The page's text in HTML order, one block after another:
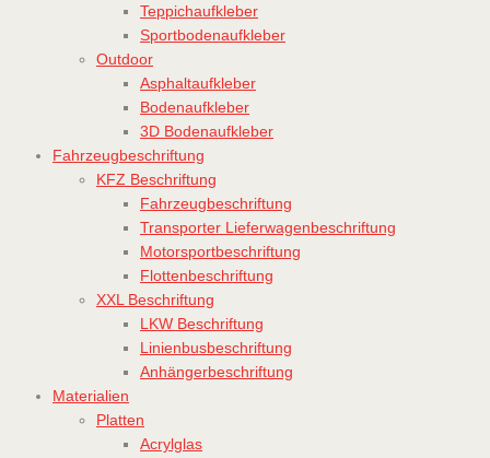
Teppichaufkleber
Sportbodenaufkleber
Outdoor
Asphaltaufkleber
Bodenaufkleber
3D Bodenaufkleber
Fahrzeugbeschriftung
KFZ Beschriftung
Fahrzeugbeschriftung
Transporter Lieferwagenbeschriftung
Motorsportbeschriftung
Flottenbeschriftung
XXL Beschriftung
LKW Beschriftung
Linienbusbeschriftung
Anhängerbeschriftung
Materialien
Platten
Acrylglas